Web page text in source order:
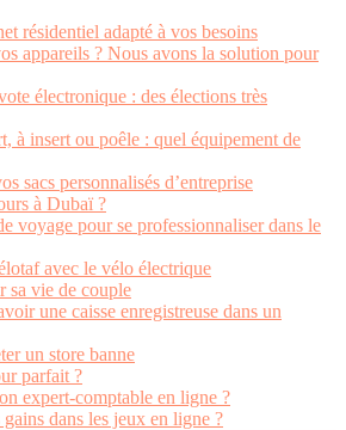
résidentiel adapté à vos besoins
appareils ? Nous avons la solution pour
électronique : des élections très
à insert ou poêle : quel équipement de
sacs personnalisés d’entreprise
à Dubaï ?
voyage pour se professionnaliser dans le
avec le vélo électrique
sa vie de couple
une caisse enregistreuse dans un
un store banne
parfait ?
expert-comptable en ligne ?
dans les jeux en ligne ?